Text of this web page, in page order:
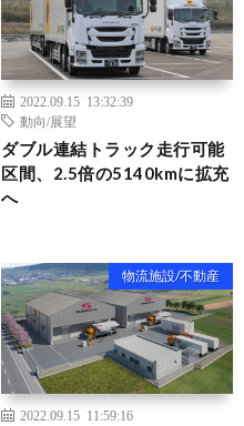
2022.09.15 13:32:39
動向/展望
ダブル連結トラック走行可能
区間、2.5倍の5140kmに拡充
へ
物流施設/不動産
2022.09.15 11:59:16